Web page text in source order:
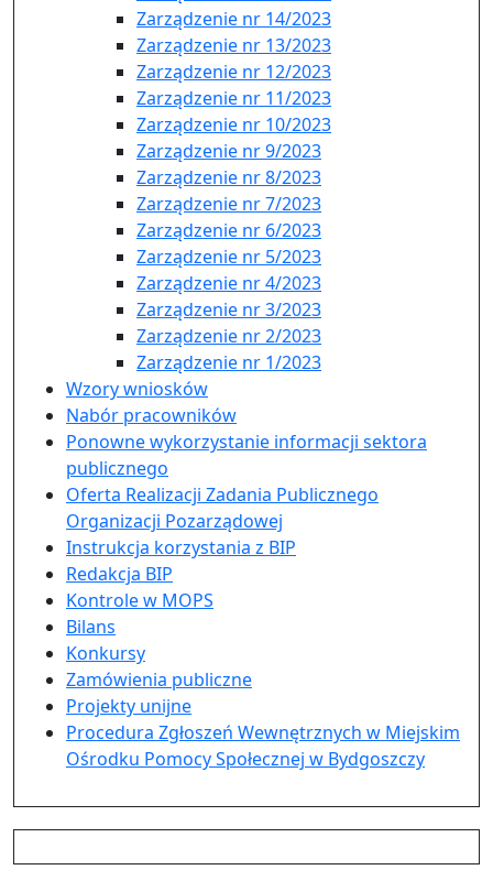
Zarządzenie nr 14/2023
Zarządzenie nr 13/2023
Zarządzenie nr 12/2023
Zarządzenie nr 11/2023
Zarządzenie nr 10/2023
Zarządzenie nr 9/2023
Zarządzenie nr 8/2023
Zarządzenie nr 7/2023
Zarządzenie nr 6/2023
Zarządzenie nr 5/2023
Zarządzenie nr 4/2023
Zarządzenie nr 3/2023
Zarządzenie nr 2/2023
Zarządzenie nr 1/2023
Wzory wniosków
Nabór pracowników
Ponowne wykorzystanie informacji sektora
publicznego
Oferta Realizacji Zadania Publicznego
Organizacji Pozarządowej
Instrukcja korzystania z BIP
Redakcja BIP
Kontrole w MOPS
Bilans
Konkursy
Zamówienia publiczne
Projekty unijne
Procedura Zgłoszeń Wewnętrznych w Miejskim
Ośrodku Pomocy Społecznej w Bydgoszczy